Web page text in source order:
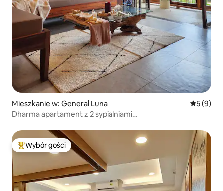
Mieszkanie w: General Luna Średnia
5 (9)
Dharma apartament z 2 sypialniami
Najpopularniejsze z kategorii Wybór gości
Wybór gości